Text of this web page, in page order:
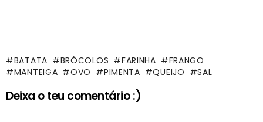
BATATA BRÓCOLOS FARINHA
FRANGO
MANTEIGA
OVO PIMENTA QUEIJO SAL
Deixa o teu comentário :)